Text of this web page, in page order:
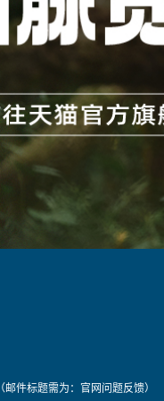
件标题需为：官网问题反馈）